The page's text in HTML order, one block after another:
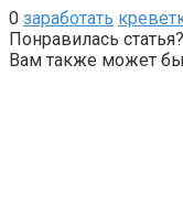
0 заработать
Понравилась
Вам также может